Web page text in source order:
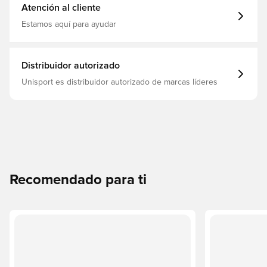
cordones adaptables Cogollos FG+AG para césped
suela puede desteñirse con el uso.
Atención al cliente
Estamos aquí para ayudar
Distribuidor autorizado
Unisport es distribuidor autorizado de marcas líderes
Recomendado para ti